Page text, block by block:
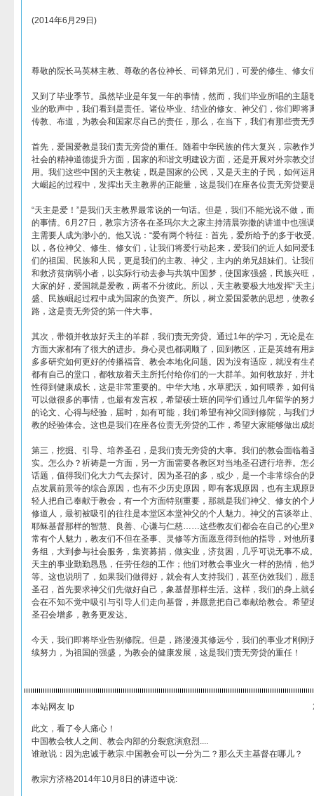
(2014年6月29日)
尊敬的院长马英林主教、尊敬的各位神长、司铎弟兄们，可爱的修生、修女
又到了毕业季节。虽然毕业是年复一年的事情，然而，我们毕业所唱的主题
业的歌声中，我们看到是责任。诸位毕业、结业的修女、神父们，你们即将
传教、布道，为教会和国家尽自己的责任，那么，在当下，我们有那些责无
首先，爱国爱教是我们责无旁贷的重任。随着中华民族的伟大复兴，宗教作
社会的精神道德提升方面，国家的和谐文明建设方面，还是开展对外宗教交
用。我们这些中国的天主教徒，既是国家的公民，又是天主的子民，如何运
大崛起的过程中，发挥出天主教界的正能量，这是我们在座各位责无旁贷要
“天主是爱！”是我们天主教界最常说的一句话。但是，我们不能光说不做，
的事情。6月27日，教宗方济各在圣玛尔大之家主持清晨弥撒的讲道中也强
主需要人成为渺小的。他又说：“爱有两个特征：首先，爱所给予的多于收
以，各位神父、修生、修女们，让我们将爱行动起来，爱我们的近人如同爱
们的祖国、民族和人民，更是我们的主教、神父，主内的弟兄姐妹们。让我
和救济贫病弱小者，以实际行动去参与共筑中国梦，使国家强盛，民族兴旺
大家的好，爱国就是爱教，两者不分彼此。所以，天主教要极大地发挥“天
盛、民族崛起过程中成为国家的负资产。所以，树立爱国爱教的思想，使教
路，这是责无旁贷的第一件大事。
其次，带领并牧放好天主的羊群，我们责无旁贷。通过1年的学习，无论是
方面大家都有了很大的进步。身心灵也都调顺了，回到教区，正是英雄有用
多多研究如何更好的传播福音、教会本地化问题。因为没有适应，就没有生
都有自己的堂口，都牧放着天主所托付给你们的一大群羊。如何牧放好，并
性得到健康成长，这是非常重要的。中华大地，水草肥沃，如何喂养，如何
可以做很多的事情，也最有发言权，希望硕士班的同学们通过几年留学的努
的论文、心得与经验，届时，如有可能，我们希望有神父回到修院，与我们
教的经验体会。这也是我们在座各位责无旁贷的工作，希望大家能够做出成
第三，挖掘、引导、培养圣召，是我们责无旁贷的大事。我们的教会面临着
实。怎么办？祈祷是一方面，另一方面需要各教区对当地圣召进行培养。怎
话题，值得我们化大力气去探讨。因为圣召的多，或少，是一个非常综合的
点发展前景等的综合原因，也有不少历史原因，即有客观原因，也有主观原
轻人把自己奉献于教会，有一个方面特别重要，那就是我们神父、修女的个
修道人，最初被吸引的往往是本堂区本堂神父的个人魅力。神父的言谈举止
耶稣基督那样的智慧、良善、心谦与仁慈……这些教友们都会在自己的心里
常有个人魅力，教友们不但在圣事、灵修等方面愿意得到他的指导，对他所
务组，大到参与社会服务，集资募捐，做实业，济贫困，几乎可说无事不成
天主的事业勤勤恳恳，任劳任怨的工作；他们对教会事业火一样的热情，他
等。这也说明了，如果我们做得好，就会有人支持我们，甚至仿效我们，愿
圣召，首先要求神父们先做好自己，象基督那样生活。这样，我们的身上就
会在不知不觉中吸引与引导人们走向基督，并愿意把自己奉献给教会。希望
圣召会增多，教务更发达。
今天，我们即将毕业告别修院。但是，路漫漫其修远兮，我们的事业才刚刚
续努力，为祖国的强盛，为教会的健康发展，这是我们责无旁贷的重任！
本站网友 lp
此文，看了令人痛心！
中国教会牧人之间、教会内部的分裂愈演愈烈....
谁敢说：因为忠诚于教宗.中国教会可以一分为二？那么天主基督在哪儿？
教宗方济格2014年10月8日的讲道中说: